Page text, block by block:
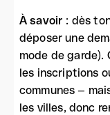
À savoir : dès
déposer une
mode de garde).
les inscriptions
communes —
les villes, donc